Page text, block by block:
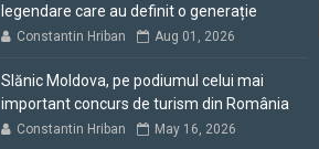
legendare care au definit o generație
Constantin Hriban Aug 01, 2026
Slănic Moldova, pe podiumul celui mai
important concurs de turism din România
Constantin Hriban May 16, 2026